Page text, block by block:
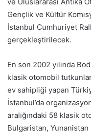
Gençlik ve Kültür
İstanbul Cumhuriyet
gerçekleştirilecek.
En son 2002 yılında
klasik otomobil
ev sahipliği yapan
İstanbul’da
aralığındaki 58 klasik
Bulgaristan, Yunanistan